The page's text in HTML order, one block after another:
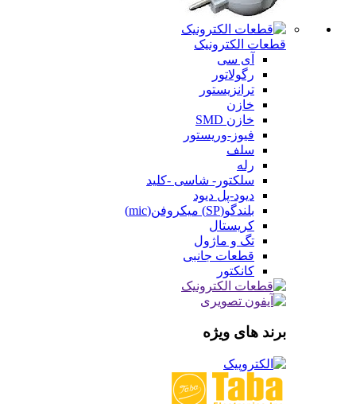
قطعات الکترونیک
آی سی
رگولاتور
ترانزیستور
خازن
خازن SMD
فیوز-وریستور
سلف
رله
سلکتور- شاسی -کلید
دیود-پل دیود
بلندگو(SP) میکروفن(mic)
کریستال
تگ و ماژول
قطعات جانبی
کانکتور
برند های ویژه